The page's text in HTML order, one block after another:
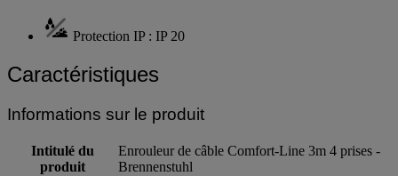
Protection IP : IP 20
Caractéristiques
Informations sur le produit
Intitulé du
produit
Enrouleur de câble Comfort-Line 3m 4 prises -
Brennenstuhl